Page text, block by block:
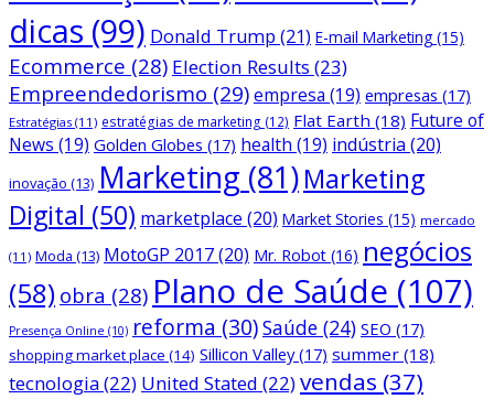
dicas (99) Donald Trump (21) E-mail Marketing (15)
Ecommerce (28) Election Results (23)
Empreendedorismo (29)empresa (19) empresas (17)
Estratégias (11) estratégias de marketing (12) Flat Earth (18) Future of
News (19) Golden Globes (17) health (19) indústria (20)
inovação (13) Marketing (81)Marketing
Digital (50) marketplace (20) Market Stories (15) mercado
(11) Moda (13) MotoGP 2017(20) Mr. Robot (16) negócios
(58) obra (28) Plano de Saúde (107)
Presença Online (10) reforma (30)Saúde (24) SEO (17)
shopping market place (14) Sillicon Valley(17) summer (18)
tecnologia(22) United Stated (22) vendas (37)